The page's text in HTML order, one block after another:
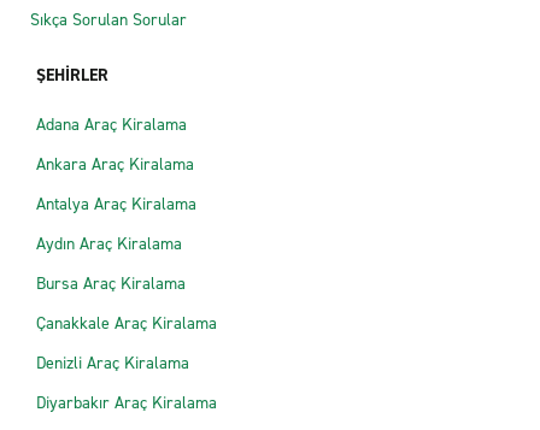
Sıkça Sorulan Sorular
ŞEHİRLER
Adana Araç Kiralama
Ankara Araç Kiralama
Antalya Araç Kiralama
Aydın Araç Kiralama
Bursa Araç Kiralama
Çanakkale Araç Kiralama
Denizli Araç Kiralama
Diyarbakır Araç Kiralama